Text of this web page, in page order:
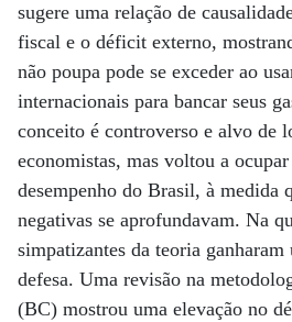
sugere uma relação de
fiscal e o déficit externo,
não poupa pode se exceder ao
internacionais para bancar seus
conceito é controverso e alvo de
economistas, mas voltou a
desempenho do Brasil, à medida
negativas se aprofundavam. Na
simpatizantes da teoria
defesa. Uma revisão na
(BC) mostrou uma elevação no